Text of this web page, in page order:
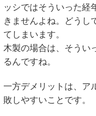
ッシではそういった経
きませんよね。どうし
てしまいます。
木製の場合は、そうい
るんですね。
一方デメリットは、ア
敗しやすいことです。